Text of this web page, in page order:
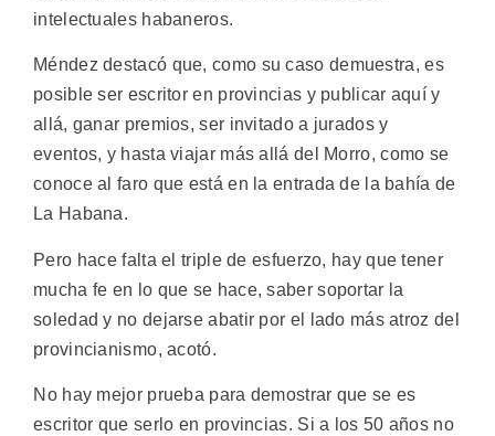
intelectuales habaneros.
Méndez destacó que, como su caso demuestra, es
posible ser escritor en provincias y publicar aquí y
allá, ganar premios, ser invitado a jurados y
eventos, y hasta viajar más allá del Morro, como se
conoce al faro que está en la entrada de la bahía de
La Habana.
Pero hace falta el triple de esfuerzo, hay que tener
mucha fe en lo que se hace, saber soportar la
soledad y no dejarse abatir por el lado más atroz del
provincianismo, acotó.
No hay mejor prueba para demostrar que se es
escritor que serlo en provincias. Si a los 50 años no